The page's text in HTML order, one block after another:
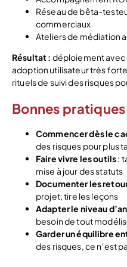
Réseau de bêta-
commerciaux
Ateliers de médiation
Résultat : déploiement avec
adoption utilisateur très
rituels de suivi des risques
Bonnes
Commencer dès le
des risques pour plus
Faire vivre les outils:
mise à jour des statuts
Documenter les
projet, tire les leçons
Adapter le niveau
besoin de tout
Garder un équilibre
des risques, ce n’est